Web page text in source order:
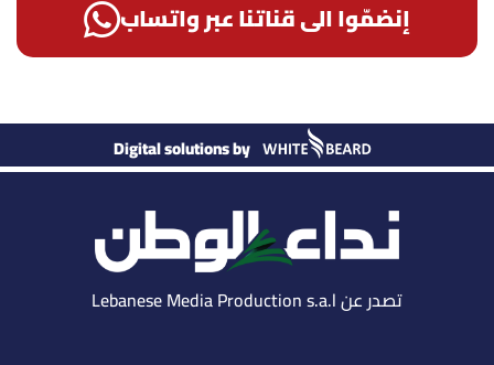
إنضمّوا الى قناتنا عبر واتساب
Digital solutions by
تصدر عن Lebanese Media Production s.a.l